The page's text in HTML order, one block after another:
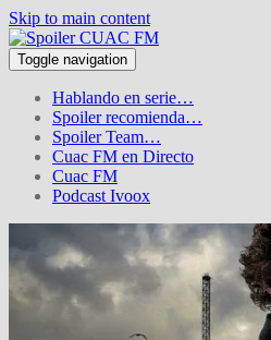
Skip to main content
Toggle navigation
Hablando en serie…
Spoiler recomienda…
Spoiler Team…
Cuac FM en Directo
Cuac FM
Podcast Ivoox